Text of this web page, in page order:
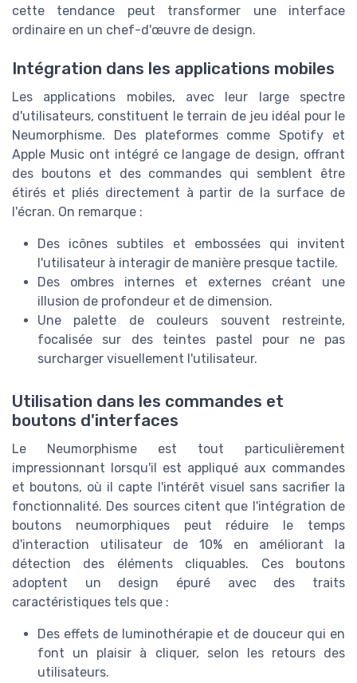
cette tendance peut transformer une interface
ordinaire en un chef-d'œuvre de design.
Intégration dans les applications mobiles
Les applications mobiles, avec leur large spectre
d'utilisateurs, constituent le terrain de jeu idéal pour le
Neumorphisme. Des plateformes comme Spotify et
Apple Music ont intégré ce langage de design, offrant
des boutons et des commandes qui semblent être
étirés et pliés directement à partir de la surface de
l'écran. On remarque :
Des icônes subtiles et embossées qui invitent
l'utilisateur à interagir de manière presque tactile.
Des ombres internes et externes créant une
illusion de profondeur et de dimension.
Une palette de couleurs souvent restreinte,
focalisée sur des teintes pastel pour ne pas
surcharger visuellement l'utilisateur.
Utilisation dans les commandes et
boutons d'interfaces
Le Neumorphisme est tout particulièrement
impressionnant lorsqu'il est appliqué aux commandes
et boutons, où il capte l'intérêt visuel sans sacrifier la
fonctionnalité. Des sources citent que l'intégration de
boutons neumorphiques peut réduire le temps
d'interaction utilisateur de 10% en améliorant la
détection des éléments cliquables. Ces boutons
adoptent un design épuré avec des traits
caractéristiques tels que :
Des effets de luminothérapie et de douceur qui en
font un plaisir à cliquer, selon les retours des
utilisateurs.